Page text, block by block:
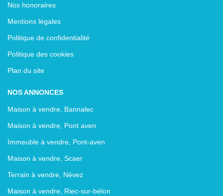
Nos honoraires
Mentions légales
Politique de confidentialité
Politique des cookies
Plan du site
NOS ANNONCES
Maison à vendre, Bannalec
Maison à vendre, Pont aven
Immeuble à vendre, Pont-aven
Maison à vendre, Scaer
Terrain à vendre, Névez
Maison à vendre, Riec-sur-bélon